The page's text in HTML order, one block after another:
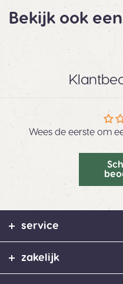
Bekijk ook
Wees de eerste om
service
zakelijk